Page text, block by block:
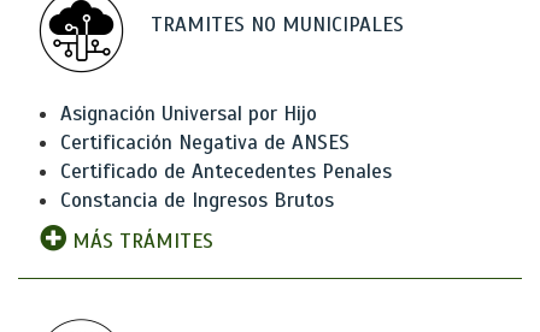
TRAMITES NO MUNICIPALES
Asignación Universal por Hijo
Certificación Negativa de ANSES
Certificado de Antecedentes Penales
Constancia de Ingresos Brutos
MÁS TRÁMITES